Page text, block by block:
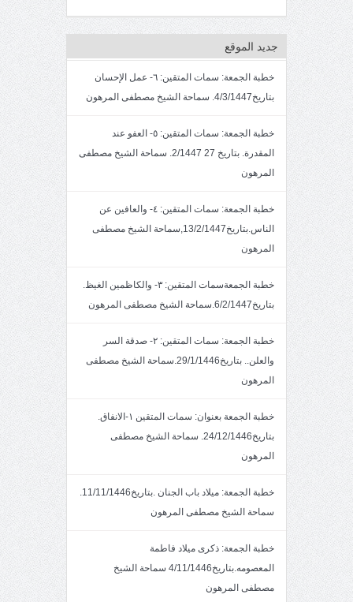
جديد الموقع
خطبة الجمعة: سمات المتقين: ٦- عمل الإحسان
بتاريخ4/3/1447. سماحة الشيخ مصطفى المرهون
خطبة الجمعة: سمات المتقين: ٥- العفو عند
المقدرة. بتاريخ 27 2/1447. سماحة الشيخ مصطفى
المرهون
خطبة الجمعة: سمات المتقين: ٤- والعافين عن
الناس.بتاريخ13/2/1447,سماحة الشيخ مصطفى
المرهون
خطبة الجمعةسمات المتقين: ٣- والكاظمين الغيظ.
بتاريخ6/2/1447.سماحة الشيخ مصطفى المرهون
خطبة الجمعة: سمات المتقين: ٢- صدقة السر
والعلن.. بتاريخ29/1/1446.سماحة الشيخ مصطفى
المرهون
خطبة الجمعة بعنوان: سمات المتقين ١-الانفاق.
بتاريخ24/12/1446. سماحة الشيخ مصطفى
المرهون
خطبة الجمعة: ميلاد باب الجنان .بتاريخ11/11/1446.
سماحة الشيخ مصطفى المرهون
خطبة الجمعة: ذكرى ميلاد فاطمة
المعصومه.بتاريخ4/11/1446 سماحة الشيخ
مصطفى المرهون